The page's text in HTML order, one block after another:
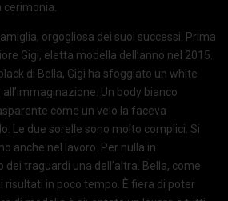
cerimonia.
orgogliosa dei suoi successi. Prima
Gigi, eletta modella dell’anno nel 2015.
di Bella, Gigi ha sfoggiato un white
Un body bianco
come un velo la faceva
Le due sorelle sono molto complici. Si
anche nel lavoro. Per nulla in
traguardi una dell’altra. Bella, come
risultati in poco tempo. È fiera di poter